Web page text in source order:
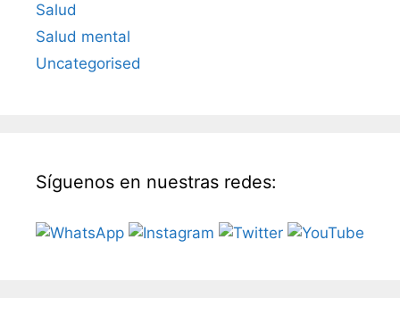
Salud
Salud mental
Uncategorised
Síguenos en nuestras redes: